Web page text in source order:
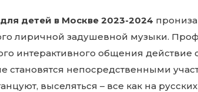
детей в Москве 2023-2024
лиричной задушевной музыки.
интерактивного общения
становятся непосредственными
выселяться – все как на